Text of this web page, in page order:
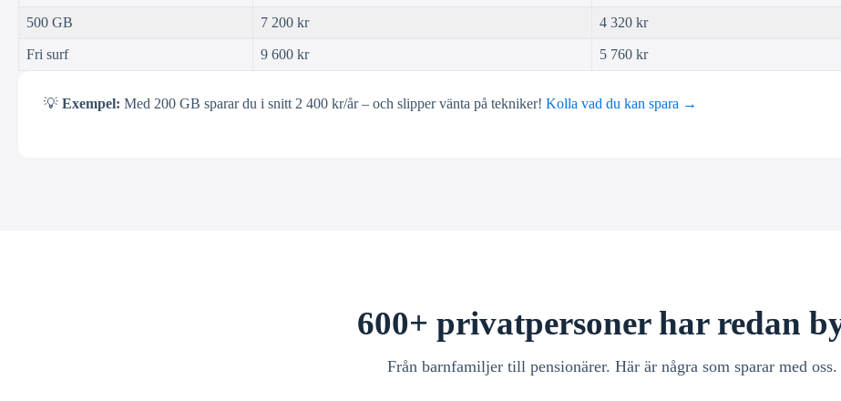
500 GB 7 200 kr 4 320 kr
Fri surf 9 600 kr 5 760 kr
💡 Exempel: Med 200 GB sparar du i snitt 2 400 kr/år – och slipper vänta på tekniker! Kolla vad du kan spara →
600+ privatpersoner har redan
Från barnfamiljer till pensionärer. Här är några som sparar med oss.